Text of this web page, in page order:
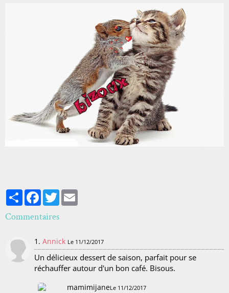
PartagerFacebook
Twitter
Commentaires
1. Annick Le 11/12/2017
Un délicieux dessert de saison, parfait pour se
réchauffer autour d'un bon café. Bisous.
mamimijaneLe 11/12/2017